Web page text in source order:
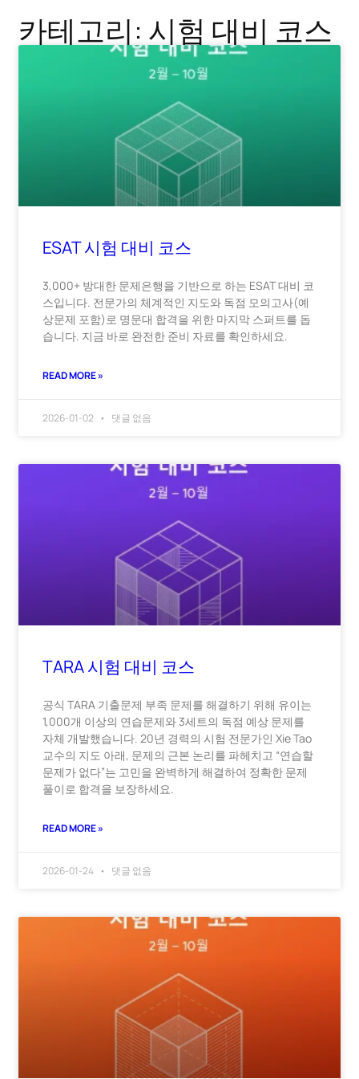
카테고리: 시험 대비 코스
ESAT 시험 대비 코스
3,000+ 방대한 문제은행을 기반으로 하는 ESAT 대비 코
스입니다. 전문가의 체계적인 지도와 독점 모의고사(예
상문제 포함)로 명문대 합격을 위한 마지막 스퍼트를 돕
습니다. 지금 바로 완전한 준비 자료를 확인하세요.
READ MORE »
2026-01-02 댓글 없음
TARA 시험 대비 코스
공식 TARA 기출문제 부족 문제를 해결하기 위해 유이는
1,000개 이상의 연습문제와 3세트의 독점 예상 문제를
자체 개발했습니다. 20년 경력의 시험 전문가인 Xie Tao
교수의 지도 아래, 문제의 근본 논리를 파헤치고 “연습할
문제가 없다”는 고민을 완벽하게 해결하여 정확한 문제
풀이로 합격을 보장하세요.
READ MORE »
2026-01-24 댓글 없음